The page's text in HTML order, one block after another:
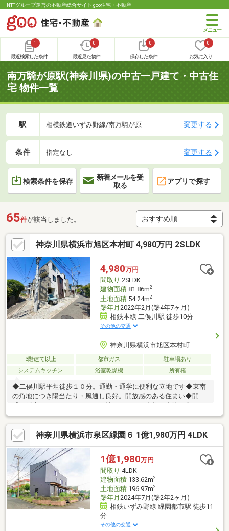
NTTグループ運営の不動産総合サイト goo住宅・不動産
1
最近検索した条件
0
最近見た物件
0
保存した条件
0
お気に入り
南万騎が原駅(神奈川県)の中古一戸建て・中古住
宅 物件一覧
駅 相模鉄道いずみ野線/南万騎が原 変更する
条件 指定なし 変更する
検索条件を保存
新着メールを受
取る
アプリで探す
65件が該当しました。
神奈川県横浜市旭区本村町 4,980万円 2SLDK
4,980万円
間取り 2SLDK
建物面積81.86m2
土地面積54.24m2
築年月 2022年2月(築4年7ヶ月)
相鉄本線 二俣川駅 徒歩10分
その他の交通
神奈川県横浜市旭区本村町
3階建て以上 都市ガス
駐車場あり
システムキッチン
浴室乾燥機 所有権
◆二俣川駅平坦徒歩１０分。通勤・通学に便利な立地です◆東南
の角地につき陽当たり・風通し良好。開放感のある住まい◆開放
空間◆ジョイナステラスや毎日のお買い物に便利な施設が徒歩圏
内に揃っています◆充実の仕様・設備が新生活をサポート（太陽
光発電システム、床暖房 等）◆前面道路との高低差無く利用し
やすい土地です◆本村インター近く車のアクセスも良好です◆南
向きバルコニー（２階・３階）で毎日の洗濯も快適です
神奈川県横浜市泉区緑園６ 1億1,980万円 4LDK
1億1,980万円
間取り 4LDK
建物面積133.62m2
土地面積196.97m2
築年月 2024年7月(築2年2ヶ月)
相鉄いずみ野線 緑園都市駅 徒歩11
分
その他の交通